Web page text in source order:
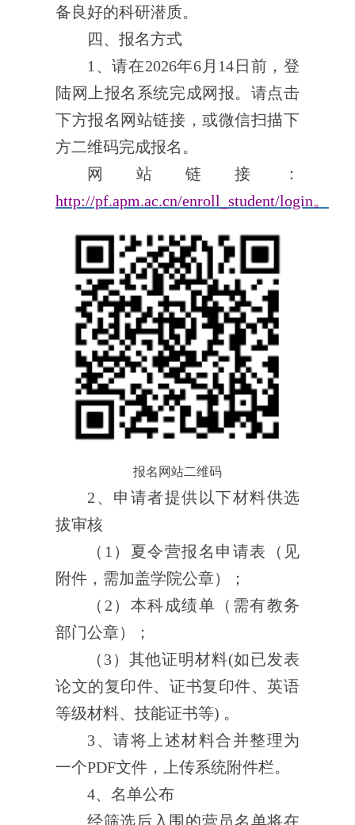
备良好的科研潜质。
四、报名方式
1、请在2026年6月 14 日 前，登
陆网上报名系统完成网报。请点击
下方报名网站链接，或微信扫描下
方二维码完成报名。
网站链接：
http://pf.apm.ac.cn/enroll_student/login。
报名网站二维码
2 、申请者提供以下材料供选
拔审核
（ 1 ） 夏令营报名申请表（见
附件 ，需加盖学院公章）；
（ 2 ）本科成绩单（需有教务
部门公章）；
（ 3）其他证明材料(如已发表
论文的复印件、 证书复印件、英语
等级材料、 技能证书等) 。
3、请将上述材料合并整理为
一个PDF文件，上传系统附件栏。
4、 名单公布
经筛选后入围 的营员名单将在